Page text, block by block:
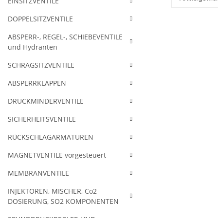
DOPPELSITZVENTILE
ABSPERR-, REGEL-, SCHIEBEVENTILE
und Hydranten
SCHRÄGSITZVENTILE
ABSPERRKLAPPEN
DRUCKMINDERVENTILE
SICHERHEITSVENTILE
RÜCKSCHLAGARMATUREN
MAGNETVENTILE vorgesteuert
MEMBRANVENTILE
INJEKTOREN, MISCHER, Co2
DOSIERUNG, SO2 KOMPONENTEN